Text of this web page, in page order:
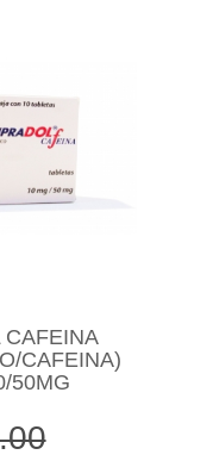
CAFEINA
CAFEINA)
50MG